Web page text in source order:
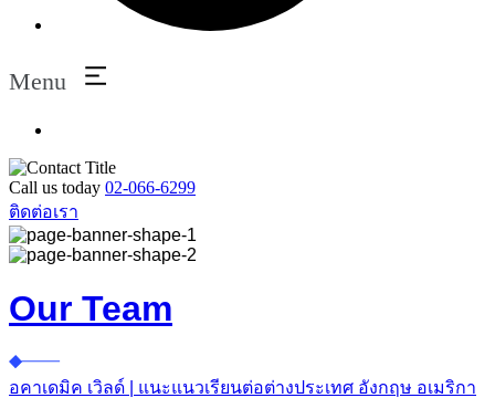
Menu
Call us today 02-066-6299
ติดต่อเรา
Our Team
อคาเดมิค เวิลด์ | แนะแนวเรียนต่อต่างประเทศ อังกฤษ อเมริกา